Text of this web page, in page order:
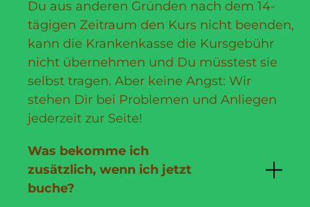
Du aus anderen Gründen nach dem 14-
tägigen Zeitraum den Kurs nicht beenden,
kann die Krankenkasse die Kursgebühr
nicht übernehmen und Du müsstest sie
selbst tragen. Aber keine Angst: Wir
stehen Dir bei Problemen und Anliegen
jederzeit zur Seite!
Was bekomme ich
zusätzlich, wenn ich jetzt
buche?